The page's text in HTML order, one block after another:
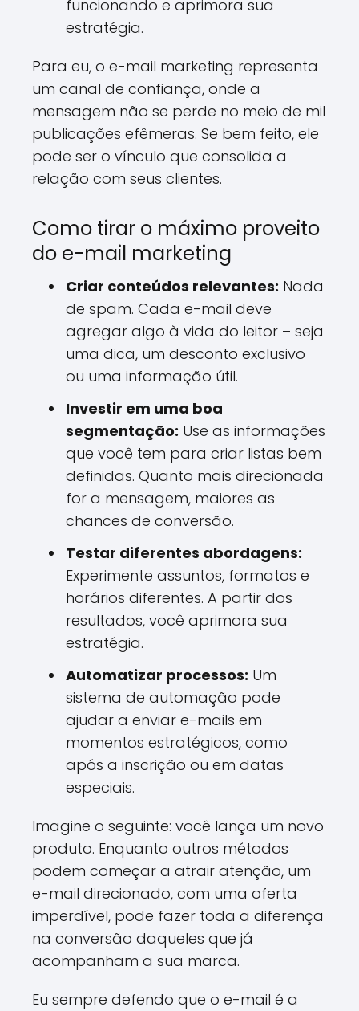
funcionando e aprimora sua
estratégia.
Para eu, o e-mail marketing representa
um canal de confiança, onde a
mensagem não se perde no meio de mil
publicações efêmeras. Se bem feito, ele
pode ser o vínculo que consolida a
relação com seus clientes.
Como tirar o máximo proveito
do e-mail marketing
Criar conteúdos relevantes: Nada
de spam. Cada e-mail deve
agregar algo à vida do leitor – seja
uma dica, um desconto exclusivo
ou uma informação útil.
Investir em uma boa
segmentação: Use as informações
que você tem para criar listas bem
definidas. Quanto mais direcionada
for a mensagem, maiores as
chances de conversão.
Testar diferentes abordagens:
Experimente assuntos, formatos e
horários diferentes. A partir dos
resultados, você aprimora sua
estratégia.
Automatizar processos: Um
sistema de automação pode
ajudar a enviar e-mails em
momentos estratégicos, como
após a inscrição ou em datas
especiais.
Imagine o seguinte: você lança um novo
produto. Enquanto outros métodos
podem começar a atrair atenção, um
e-mail direcionado, com uma oferta
imperdível, pode fazer toda a diferença
na conversão daqueles que já
acompanham a sua marca.
Eu sempre defendo que o e-mail é a